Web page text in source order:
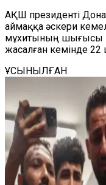
АҚШ президенті
аймаққа әскери
мұхитының шығысы
жасалған кемінде
ҰСЫНЫЛҒАН